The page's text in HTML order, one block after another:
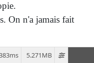
On n'a jamais fait
11 septembre à 12
5.271MB